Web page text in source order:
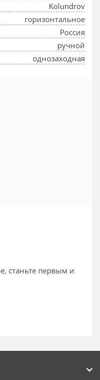
Kolundrov
горизонтальное
Россия
ручной
однозаходная
станьте первым и